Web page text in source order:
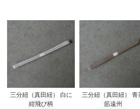
三分紐（真田紐） 白に
紺飛び柄
三分紐（真田紐） 青
筋遠州